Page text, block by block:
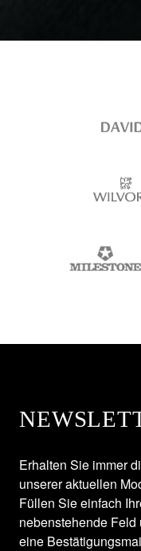
Erhalten Sie immer
unserer aktuellen
Füllen Sie einfach
nebenstehende
eine